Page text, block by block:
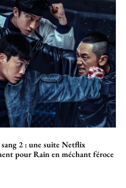
2 : une suite Netflix
pour Rain en méchant féroce